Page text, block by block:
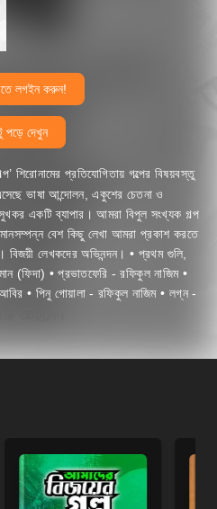
লগইন করুন!
পড়ে দেখুন
শিরোনামের প্রতিযোগিতায় গল্পের বিষয়বস্তু
ভাষা আন্দোলন, একুশের চেতনা ও
একটি ব্যাপার। আমরা বিপুল সংখ্যক গল্প
বেশ কিছু লেখা আমরা প্রকাশ করতে
বিজয়ী লেখকদের অভিনন্দন। • প্রথম গুলি,
(ফিদা) • প্রভাতফেরি - রফিকুল নাজিম •
• পিনু গোয়ালা - রফিকুল নাজিম • লগ্ন -